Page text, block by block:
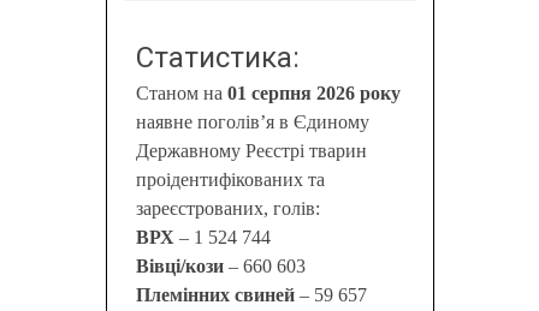
Статистика:
Станом на 01 серпня 2026 року
наявне поголів’я в Єдиному
Державному Реєстрі тварин
проідентифікованих та
зареєстрованих, голів:
ВРХ – 1 524 744
Вівці/кози– 660 603
Племінних свиней– 59 657